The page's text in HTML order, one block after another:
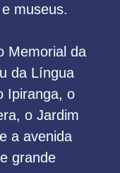
museus.
Memorial da
da Língua
Ipiranga, o
o Jardim
a avenida
grande